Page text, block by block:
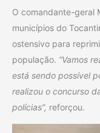
O comandante-geral
municípios do
ostensivo para
população. “Vamos
está sendo possível
realizou o concurso
polícias”, reforçou.